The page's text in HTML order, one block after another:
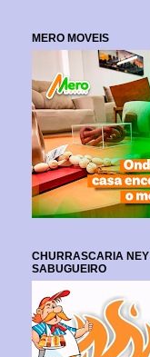
MERO MOVEIS
CHURRASCARIA NEY
SABUGUEIRO